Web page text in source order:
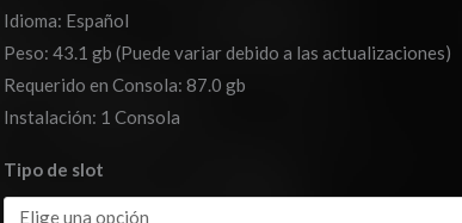
desde
$24.03
Idioma: Español
Peso: 43.1 gb (Puede variar debido a las actualizaciones)
Requerido en Consola: 87.0 gb
Instalación: 1 Consola
Tipo de slot
cantidad